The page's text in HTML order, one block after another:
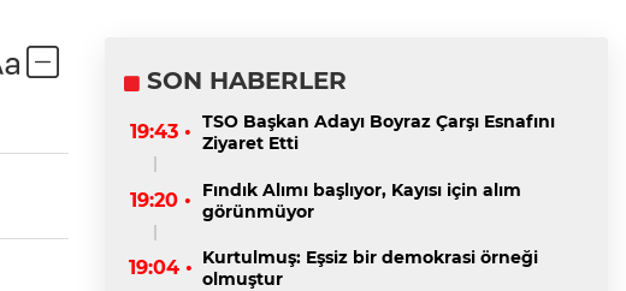
SON HABERLER
19:43 • TSO Başkan Adayı Boyraz Çarşı Esnafını
Ziyaret Etti
19:20 •
Fındık Alımı başlıyor, Kayısı için alım
görünmüyor
19:04 • Kurtulmuş: Eşsiz bir demokrasi örneği
olmuştur